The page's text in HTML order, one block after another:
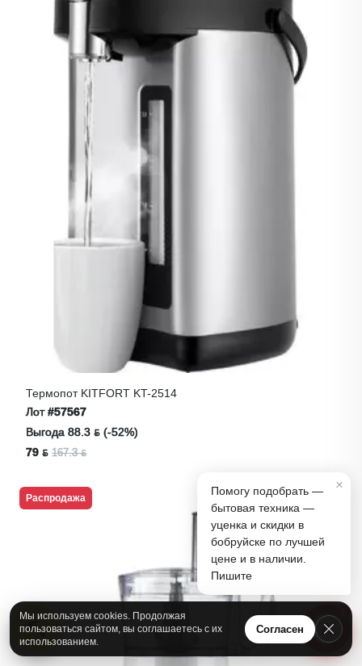
Термопот KITFORT KT-2514
Лот#57567
Выгода 88.3 ƃ (-52%)
79 ƃ 167.3 ƃ
Распродажа
Мы используем cookies. Продолжая
пользоваться сайтом, вы соглашаетесь с их
использованием.
Согласен
Помогу подобрать —
бытовая техника —
уценка и скидки в
бобруйске по лучшей
цене и в наличии.
Пишите
×
А